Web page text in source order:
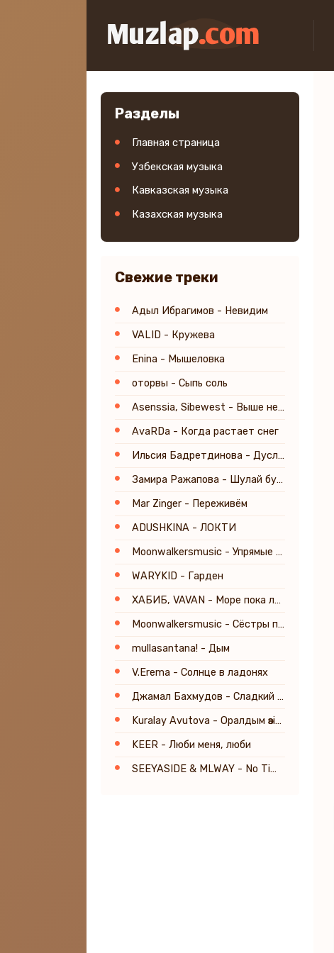
Разделы
Главная страница
Узбекская музыка
Кавказская музыка
Казахская музыка
Свежие треки
Адыл Ибрагимов - Невидим
VALID - Кружева
Enina - Мышеловка
оторвы - Сыпь соль
Asenssia, Sibewest - Выше неба
AvaRDa - Когда растает снег
Ильсия Бадретдинова - Дуслык
Замира Ражапова - Шулай булыр
Mar Zinger - Переживём
ADUSHKINA - ЛОКТИ
Moonwalkersmusic - Упрямые глаза
WARYKID - Гарден
ХАБИБ, VAVAN - Море пока лето (prod. Fargo)
Moonwalkersmusic - Сёстры по сердцу
mullasantana! - Дым
V.Erema - Солнце в ладонях
Джамал Бахмудов - Сладкий яд твоей любви
Kuralay Avutova - Оралдым өзіме
KEER - Люби меня, люби
SEEYASIDE & MLWAY - No Time For Love